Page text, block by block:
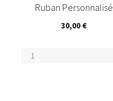
Ruban Personnalisé
30,00 €